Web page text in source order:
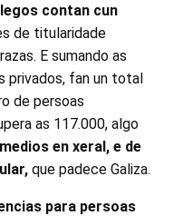
contan cun
de titularidade
E sumando as
privados, fan un total
de persoas
as 117.000, algo
en xeral, e de
que padece Galiza.
para persoas